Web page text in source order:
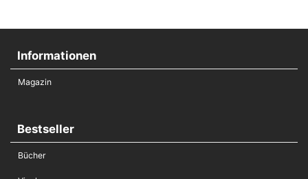
Informationen
Magazin
Bestseller
Bücher